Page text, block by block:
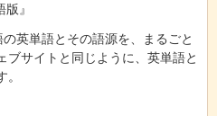
』
英単語とその語源を、まるごと
サイトと同じように、英単語と